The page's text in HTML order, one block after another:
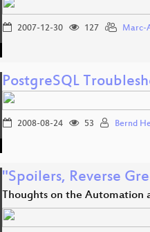
2007-12-30 127 Marc-
PostgreSQL
2008-08-24 53 Bernd
"Spoilers, Reverse
Thoughts on the Automation